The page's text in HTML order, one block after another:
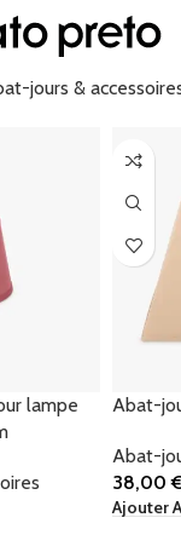
jours &
lampe
Abat-
Abat-
38,00
Ajouter